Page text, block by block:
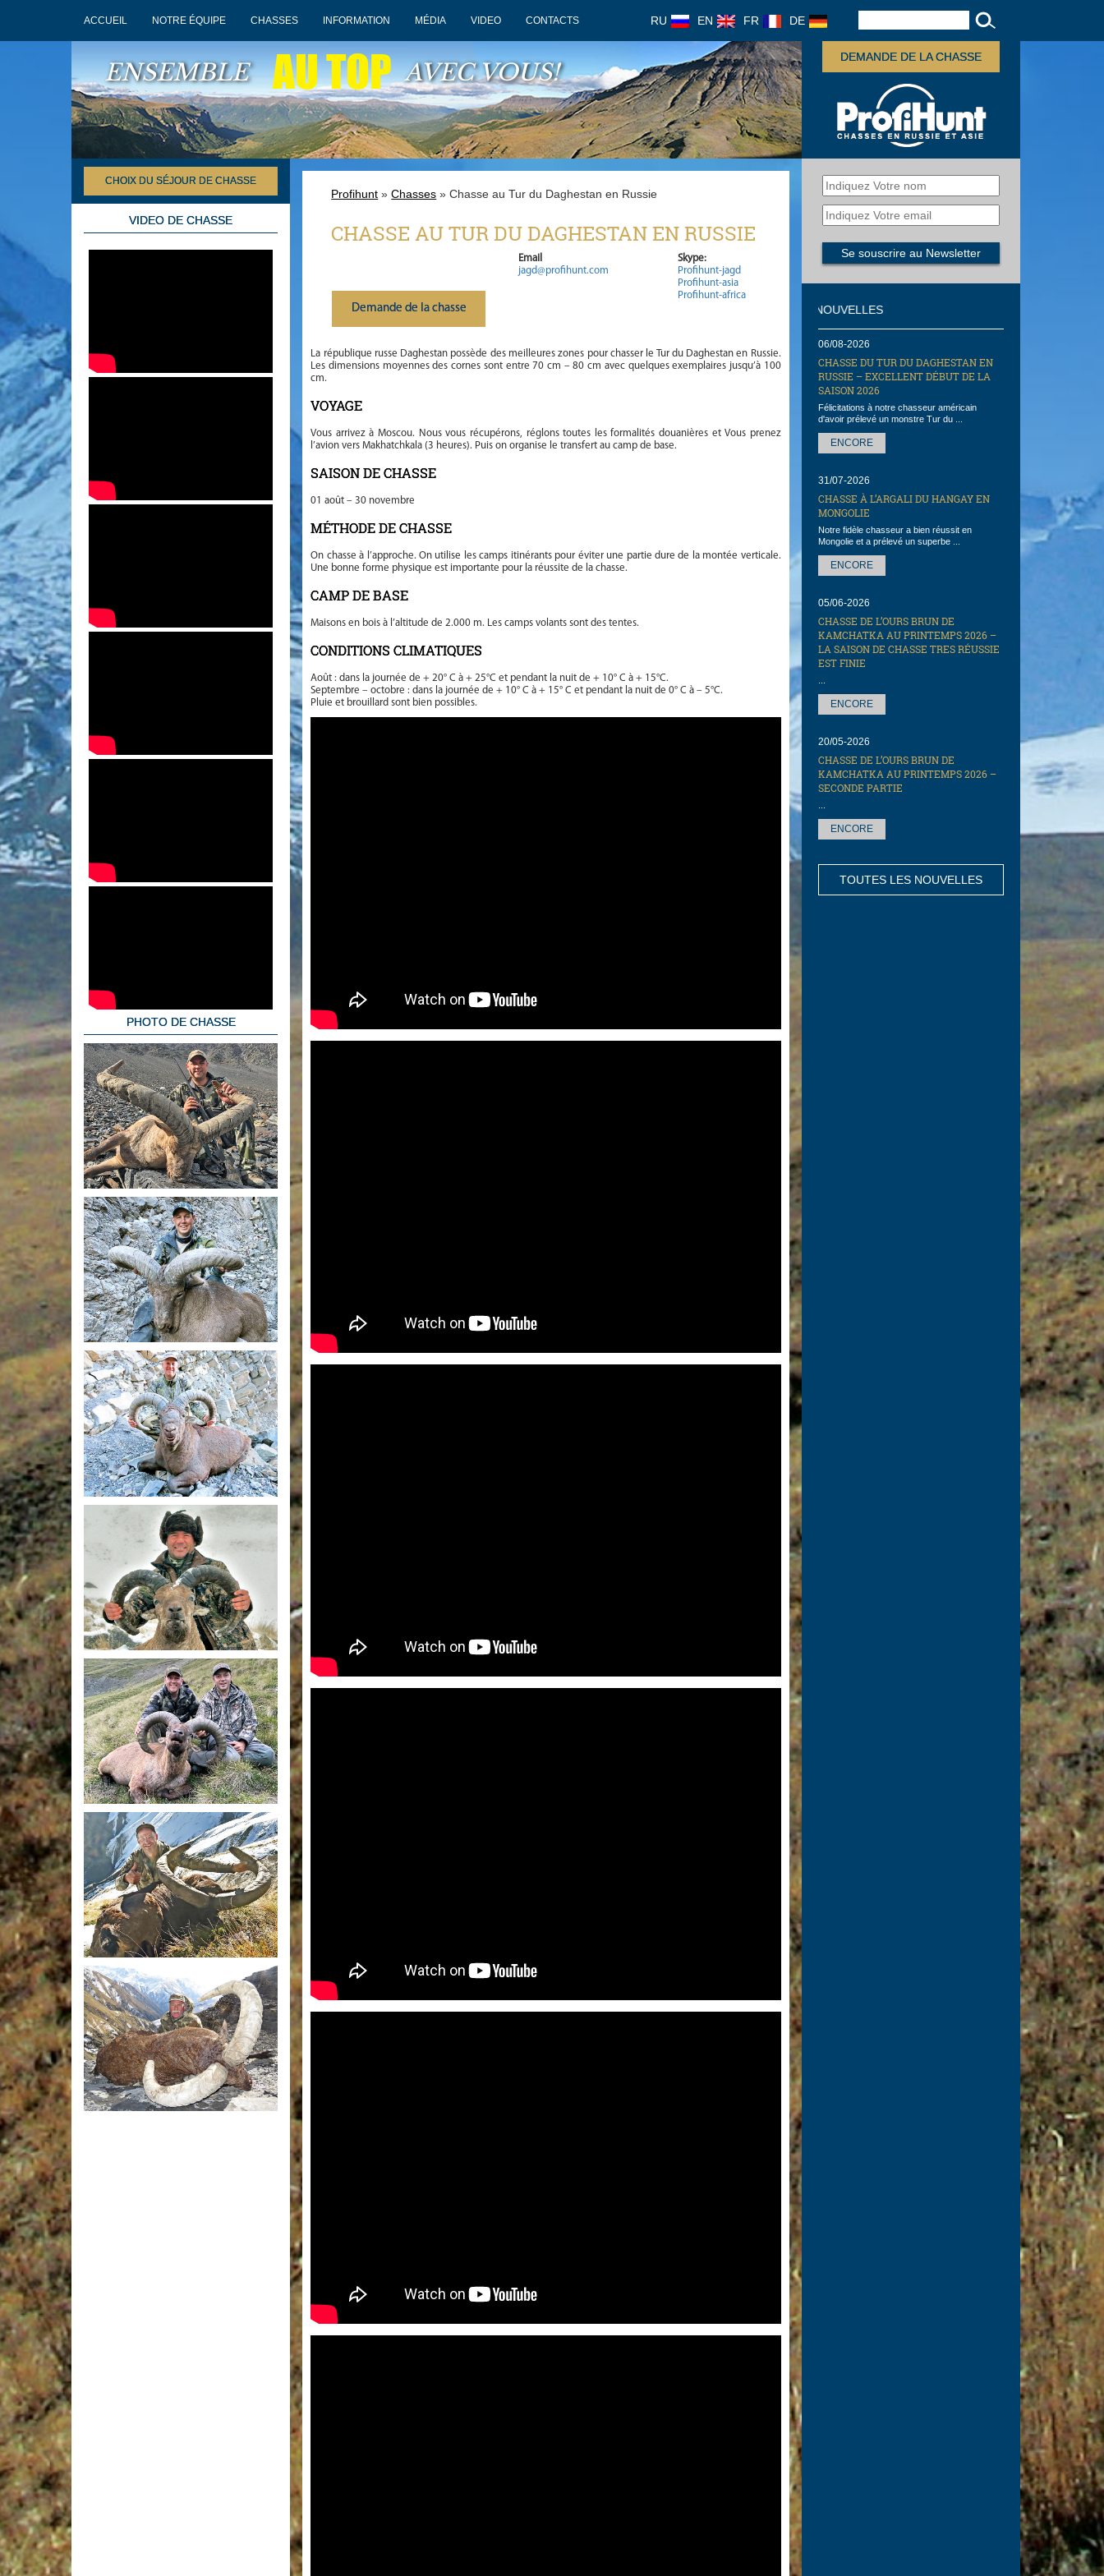
ACCUEIL NOTRE ÉQUIPE CHASSES INFORMATION MÉDIA VIDEO CONTACTS RU EN FR DE
ENSEMBLE AU TOP AVEC VOUS!
DEMANDE DE LA CHASSE
CHOIX DU SÉJOUR DE CHASSE
VIDEO DE CHASSE
PHOTO DE CHASSE
Profihunt »Chasses » Chasse au Tur du Daghestan en Russie
CHASSE AU TUR DU DAGHESTAN EN RUSSIE
Demande de la chasse
Email
jagd@profihunt.com
Skype:
Profihunt-jagd
Profihunt-asia
Profihunt-africa
La république russe Daghestan possède des meilleures zones pour chasser le Tur du Daghestan en Russie.
Les dimensions moyennes des cornes sont entre 70 cm – 80 cm avec quelques exemplaires jusqu’à 100
cm.
VOYAGE
Vous arrivez à Moscou. Nous vous récupérons, réglons toutes les formalités douanières et Vous prenez
l’avion vers Makhatchkala (3 heures). Puis on organise le transfert au camp de base.
SAISON DE CHASSE
01 août – 30 novembre
MÉTHODE DE CHASSE
On chasse à l’approche. On utilise les camps itinérants pour éviter une partie dure de la montée verticale.
Une bonne forme physique est importante pour la réussite de la chasse.
CAMP DE BASE
Maisons en bois à l’altitude de 2.000 m. Les camps volants sont des tentes.
CONDITIONS CLIMATIQUES
Août : dans la journée de + 20° C à + 25°C et pendant la nuit de + 10° C à + 15°C.
Septembre – octobre : dans la journée de + 10° C à + 15° C et pendant la nuit de 0° C à – 5°C.
Pluie et brouillard sont bien possibles.
NOUVELLES
06/08-2026
CHASSE DU TUR DU DAGHESTAN EN
RUSSIE – EXCELLENT DÉBUT DE LA
SAISON 2026
Félicitations à notre chasseur américain
d'avoir prélevé un monstre Tur du ...
ENCORE
31/07-2026
CHASSE À L’ARGALI DU HANGAY EN
MONGOLIE
Notre fidèle chasseur a bien réussit en
Mongolie et a prélevé un superbe ...
ENCORE
05/06-2026
CHASSE DE L’OURS BRUN DE
KAMCHATKA AU PRINTEMPS 2026 –
LA SAISON DE CHASSE TRES RÉUSSIE
EST FINIE
ENCORE
20/05-2026
CHASSE DE L’OURS BRUN DE
KAMCHATKA AU PRINTEMPS 2026 –
SECONDE PARTIE
ENCORE
TOUTES LES NOUVELLES